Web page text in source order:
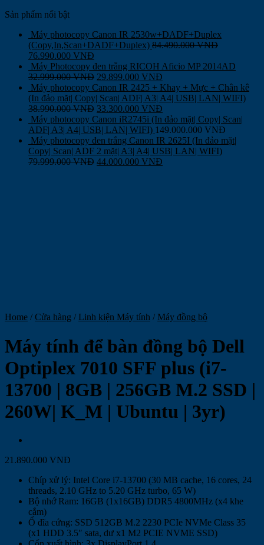
Sản phẩm nổi bật
Máy photocopy Canon IR 2530w+DADF+Duplex
(Copy,In,Scan+DADF+Duplex) 84.490.000VNĐ
76.990.000 VNĐ
Máy Photocopy đen trắng RICOH Aficio MP 2014AD
32.999.000VNĐ 29.899.000 VNĐ
Máy photocopy Canon IR 2425 + Khay + Mực + Chân kê
(In đảo mặt| Copy| Scan| ADF| A3| A4| USB| LAN| WIFI)
38.990.000VNĐ 33.300.000 VNĐ
Máy photocopy Canon iR2745i (In đảo mặt| Copy| Scan|
ADF| A3| A4| USB| LAN| WIFI) 149.000.000 VNĐ
Máy photocopy đen trắng Canon IR 2625I (In đảo mặt|
Copy| Scan| ADF 2 mặt| A3| A4| USB| LAN| WIFI)
79.999.000VNĐ 44.000.000 VNĐ
Home / Cửa hàng / Linh kiện Máy tính / Máy đồng bộ
Máy tính để bàn đồng bộ Dell
Optiplex 7010 SFF plus (i7-
13700 | 8GB | 256GB M.2 SSD |
260W| K_M | Ubuntu | 3yr)
21.890.000 VNĐ
Chíp xử lý: Intel Core i7-13700 (30 MB cache, 16 cores, 24
threads, 2.10 GHz to 5.20 GHz turbo, 65 W)
Bộ nhớ Ram: 16GB (1x16GB) DDR5 4800MHz (x4 khe
cắm)
Ổ đĩa cứng: SSD 512GB M.2 2230 PCIe NVMe Class 35
(x1 HDD 3.5″ sata, dư x1 M2 PCIE NVME SSD)